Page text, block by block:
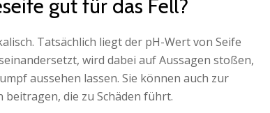
gut für das Fell?
Tatsächlich liegt der pH-Wert von Seife
wird dabei auf Aussagen stoßen,
aussehen lassen. Sie können auch zur
beitragen, die zu Schäden führt.